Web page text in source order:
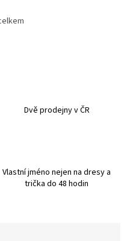
Dvě prodejny v ČR
Vlastní jméno nejen na dresy a
trička do 48 hodin